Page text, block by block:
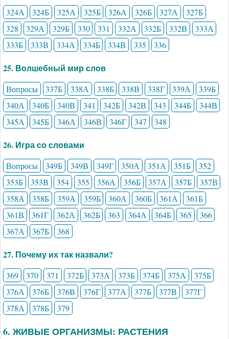
324А 324Б 325А 325Б 326А 326Б 327А
327Б
328
329А 329Б 330 331 332А 332Б 332В
333А
333Б
333В 334А 334Б 334В 335 336
25. Волшебный мир слов
Вопросы 337Б 338А 338Б 338В 338Г 339А
339Б
340А
340Б 340В 341 342Б 342В 343 344Б
344В
345А
345Б 346А 346В 346Г 347 348
26. Игра со словами
Вопросы 349Б 349В 349Г 350А 351А 351Б
352
353Б
353В 354 355 356А 356Б 357А 357Б
357В
358А
358Б 359А 359Б 360А 360Б 361А
361Б
361В
361Г 362А 362Б 363 364А 364Б 365
366
367А
367Б 368
27. Почему их так назвали?
369 370 371 372Б 373А 373Б 374Б 375А
375Б
376А
376Б 376В 376Г 377А 377Б 377В
377Г
378А
378Б 379
6. ЖИВЫЕ ОРГАНИЗМЫ: РАСТЕНИЯ